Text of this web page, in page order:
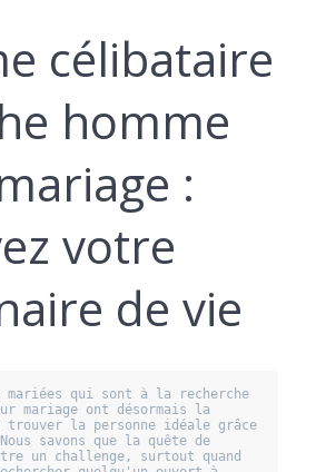
célibataire
homme
:
votre
de vie
mariées qui sont à la recherche
mariage ont désormais la
la personne idéale grâce
savons que la quête de
un challenge, surtout quand